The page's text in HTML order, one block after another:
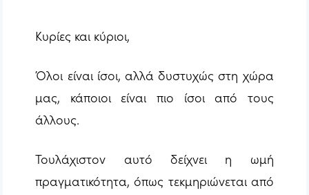
Κυρίες και κύριοι,
Όλοι είναι ίσοι, αλλά δυστυχώς στη χώρα
μας, κάποιοι είναι πιο ίσοι από τους
άλλους.
Τουλάχιστον αυτό δείχνει η ωμή
πραγματικότητα, όπως τεκμηριώνεται από